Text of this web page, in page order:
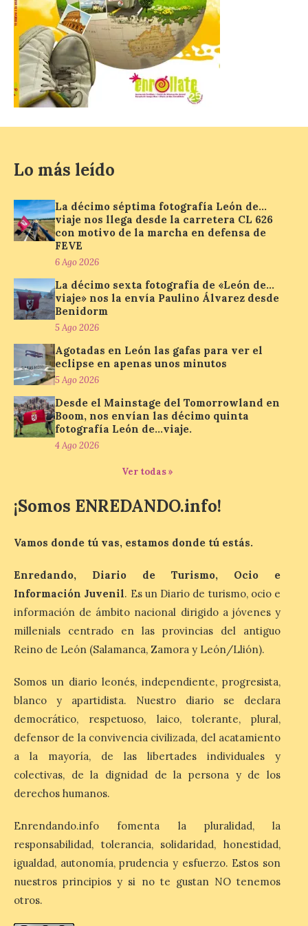
El Mercado Medieval abre
sus puertas en La Bañeza
con más de 60 puestos y
un amplio programa de
animación.
6 Ago 2026
La programación
de animación dirigidas a
todos los públicos. La
Bañeza inauguró en la tarde de este
martes 4 de agosto una nueva edición de
su tradicional Mercado Medieval, que
hasta el próximo 6 […]
Un viaje a la Antigüedad:
el Museo del Prado
propone un recorrido por
obras de su Colección de
inspiración clásica
6 Ago 2026
Al hilo del estreno de La
Nolan. La pieza de vídeo
reúne una selección de
Antigüedad clásica, la mitología y los
viajes, que se suceden al ritmo de un
Patrimonio Nacional
cancela la temporada de
fuentes de La Granja ante
la escasez de agua
6 Ago 2026
Esta medida afecta a los
espectáculos nocturnos
Diana previstos para los
días 8, 15 y 22 de agosto,
así como al encendido extraordinario del
día 25. La reserva de agua en el estanque
«El Mar», […]
El Descenso Internacional
del Sella arranca con el
homenaje a los campeones
y el izado de las banderas
autonómicas
6 Ago 2026
Lo más leído
La décimo séptima fotografía León de…
viaje nos llega desde la carretera CL 626
con motivo de la marcha en defensa de
FEVE
6 Ago 2026
La décimo sexta fotografía de «León de…
viaje» nos la envía Paulino Álvarez desde
Benidorm
5 Ago 2026
Agotadas en León las gafas para ver el
eclipse en apenas unos minutos
5 Ago 2026
Desde el Mainstage del Tomorrowland en
Boom, nos envían las décimo quinta
fotografía León de…viaje.
4 Ago 2026
Ver todas »
¡Somos ENREDANDO.info!
Vamos donde tú vas, estamos donde tú estás.
Enredando, Diario de Turismo, Ocio e
Información Juvenil. Es un Diario de turismo, ocio e
información de ámbito nacional dirigido a jóvenes y
millenials centrado en las provincias del antiguo
Reino de León (Salamanca, Zamora y León/Llión).
Somos un diario leonés, independiente, progresista,
blanco y apartidista. Nuestro diario se declara
democrático, respetuoso, laico, tolerante, plural,
defensor de la convivencia civilizada, del acatamiento
a la mayoría, de las libertades individuales y
colectivas, de la dignidad de la persona y de los
derechos humanos.
Enrendando.info fomenta la pluralidad, la
responsabilidad, tolerancia, solidaridad, honestidad,
igualdad, autonomía, prudencia y esfuerzo. Estos son
nuestros principios y si no te gustan NO tenemos
otros.